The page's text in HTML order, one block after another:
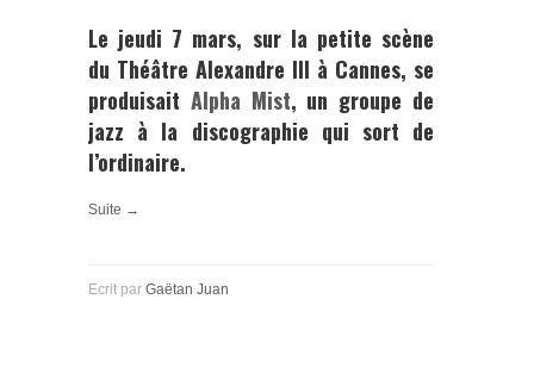
Le jeudi 7 mars, sur la petite scène
du Théâtre Alexandre III à Cannes, se
produisait Alpha Mist, un groupe de
jazz à la discographie qui sort de
l’ordinaire.
Suite →
Ecrit par Gaëtan Juan